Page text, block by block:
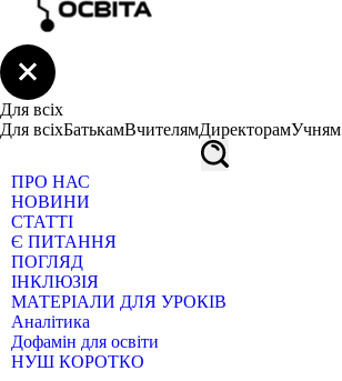
Для всіх
Для всіхБатькамВчителямДиректорамУчням
ПРО НАС
НОВИНИ
СТАТТІ
Є ПИТАННЯ
ПОГЛЯД
ІНКЛЮЗІЯ
МАТЕРІАЛИ ДЛЯ УРОКІВ
Аналітика
Дофамін для освіти
НУШ КОРОТКО